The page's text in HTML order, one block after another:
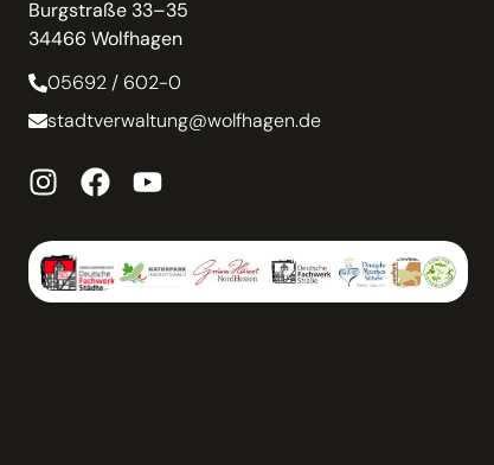
Burgstraße 33–35
34466 Wolfhagen
05692 / 602-0
stadtverwaltung@wolfhagen.de